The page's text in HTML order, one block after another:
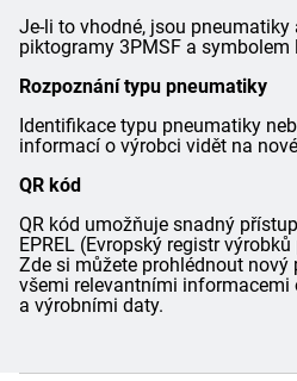
Je-li to vhodné, jsou
piktogramy 3PMSF a symbolem
Rozpoznání typu pneumatiky
Identifikace typu pneumatiky
informací o výrobci vidět na
QR kód
QR kód umožňuje snadný
EPREL (Evropský registr
Zde si můžete prohlédnout nový
všemi relevantními informacemi
a výrobními daty.